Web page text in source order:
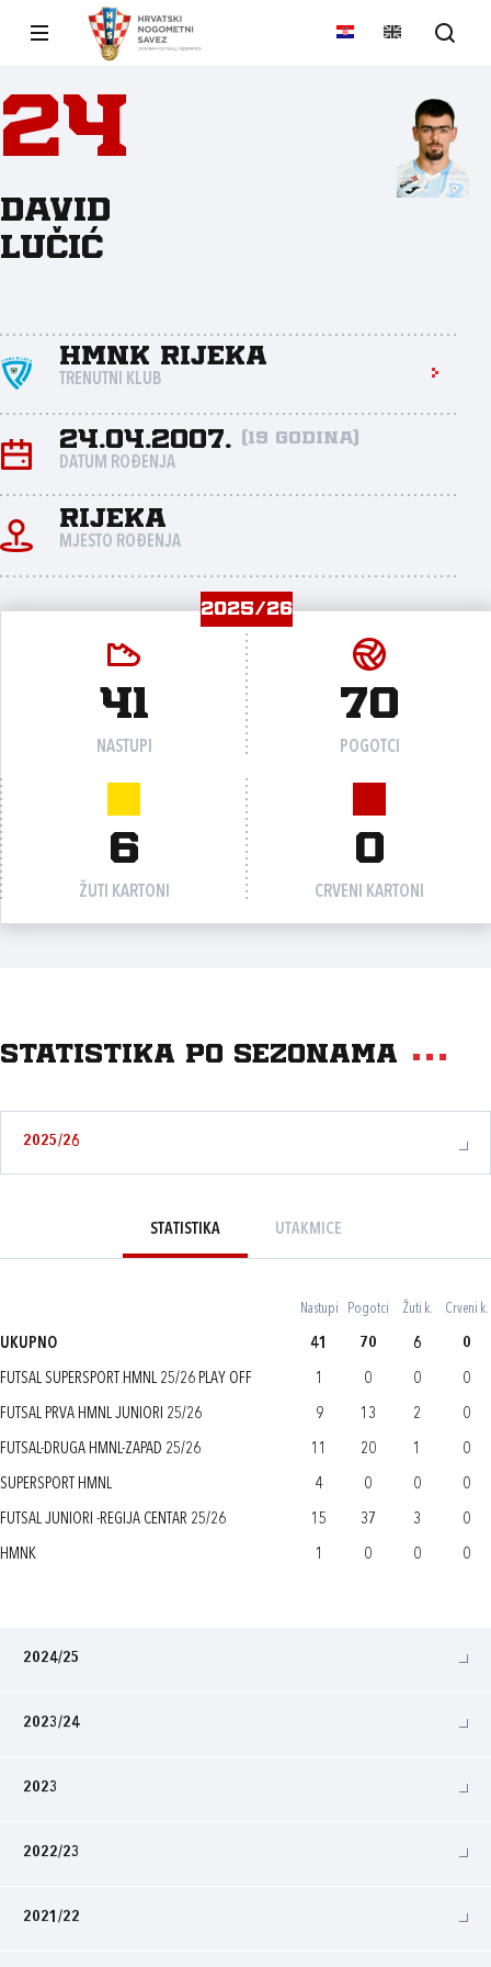
24
David
Lučić
HMNK Rijeka
TRENUTNI KLUB
24.04.2007. (19 godina)
DATUM ROĐENJA
Rijeka
MJESTO ROĐENJA
2025/26
41
NASTUPI
70
POGOTCI
6
ŽUTI KARTONI
0
CRVENI KARTONI
Statistika po sezonama
2025/26
STATISTIKA UTAKMICE
Nastupi Pogotci Žuti k. Crveni k.
UKUPNO 41 70 6 0
FUTSAL SUPERSPORT HMNL 25/26 PLAY OFF 1 0 0 0
FUTSAL PRVA HMNL JUNIORI 25/26 9 13 2 0
FUTSAL-DRUGA HMNL-ZAPAD 25/26 11 20 1 0
SUPERSPORT HMNL 4 0 0 0
FUTSAL JUNIORI -REGIJA CENTAR 25/26 15 37 3 0
HMNK 1 0 0 0
2024/25
2023/24
2023
2022/23
2021/22